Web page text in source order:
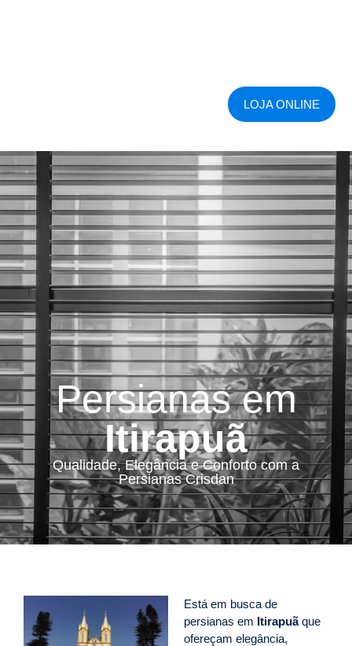
LOJA ONLINE
Persianas em
Itirapuã
Qualidade, Elegância e Conforto com a
Persianas Crisdan
Está em busca de
persianas em Itirapuãque
ofereçam elegância,